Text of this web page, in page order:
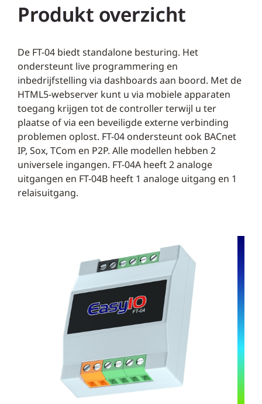
Produkt overzicht
De FT-04 biedt standalone besturing. Het
ondersteunt live programmering en
inbedrijfstelling via dashboards aan boord. Met de
HTML5-webserver kunt u via mobiele apparaten
toegang krijgen tot de controller terwijl u ter
plaatse of via een beveiligde externe verbinding
problemen oplost. FT-04 ondersteunt ook BACnet
IP, Sox, TCom en P2P. Alle modellen hebben 2
universele ingangen. FT-04A heeft 2 analoge
uitgangen en FT-04B heeft 1 analoge uitgang en 1
relaisuitgang.